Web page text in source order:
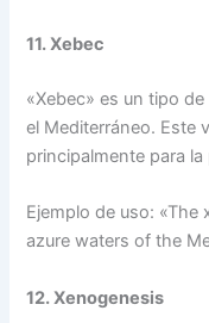
11. Xebec
«Xebec» es un tipo
el Mediterráneo. Este
principalmente para
Ejemplo de uso:
azure waters of the
12. Xenogenesis